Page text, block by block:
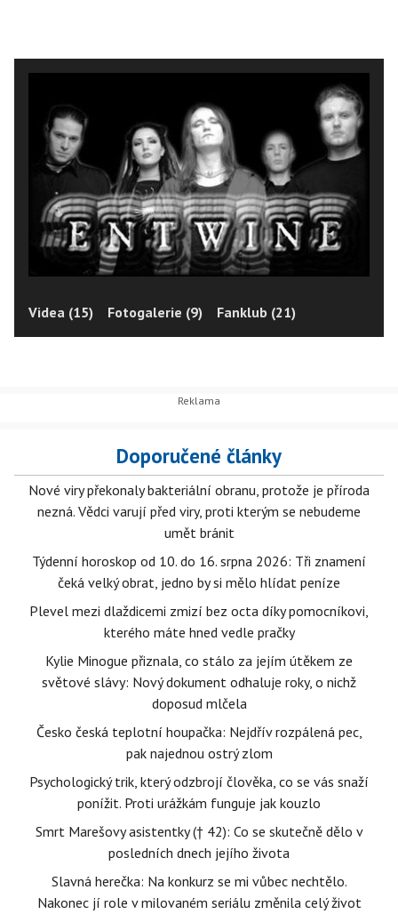
Videa (15) Fotogalerie (9) Fanklub (21)
Doporučené články
Nové viry překonaly bakteriální obranu, protože je příroda
nezná. Vědci varují před viry, proti kterým se nebudeme
umět bránit
Týdenní horoskop od 10. do 16. srpna 2026: Tři znamení
čeká velký obrat, jedno by si mělo hlídat peníze
Plevel mezi dlaždicemi zmizí bez octa díky pomocníkovi,
kterého máte hned vedle pračky
Kylie Minogue přiznala, co stálo za jejím útěkem ze
světové slávy: Nový dokument odhaluje roky, o nichž
doposud mlčela
Česko česká teplotní houpačka: Nejdřív rozpálená pec,
pak najednou ostrý zlom
Psychologický trik, který odzbrojí člověka, co se vás snaží
ponížit. Proti urážkám funguje jak kouzlo
Smrt Marešovy asistentky († 42): Co se skutečně dělo v
posledních dnech jejího života
Slavná herečka: Na konkurz se mi vůbec nechtělo.
Nakonec jí role v milovaném seriálu změnila celý život